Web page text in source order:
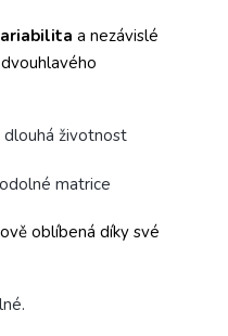
a nezávislé
dlouhá životnost
matrice
oblíbená díky své